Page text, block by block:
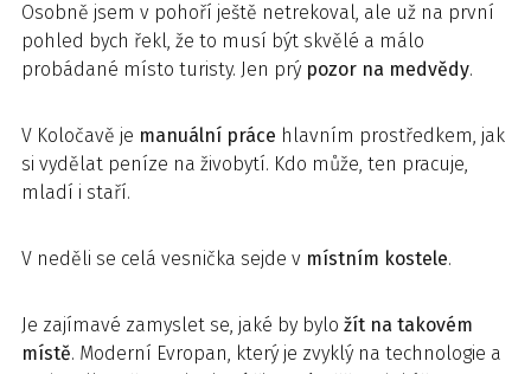
Osobně jsem v pohoří ještě netrekoval, ale už na první
pohled bych řekl, že to musí být skvělé a málo
probádané místo turisty. Jen prý pozor na medvědy.
V Koločavě je manuální práce hlavním prostředkem, jak
si vydělat peníze na živobytí. Kdo může, ten pracuje,
mladí i staří.
V neděli se celá vesnička sejde v místním kostele.
Je zajímavé zamyslet se, jaké by bylo žít na takovém
místě. Moderní Evropan, který je zvyklý na technologie a